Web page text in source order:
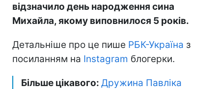
відзначило день народження сина
Михайла, якому виповнилося 5 років.
Детальніше про це пише РБК-Україна з
посиланням на Instagram блогерки.
Більше цікавого: Дружина Павліка